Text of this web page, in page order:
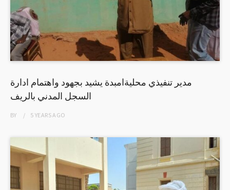
مدير تنفيذي محليةامبدة يشيد بجهود واهتمام ادارة
السجل المدني بالريف
BY 5 YEARSAGO